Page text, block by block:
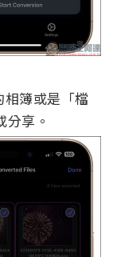
簿或是「檔
享。